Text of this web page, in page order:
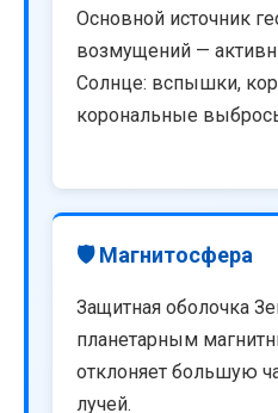
Основной источник
возмущений —
Солнце: вспышки,
корональные
🛡️ Магнитосфера
Защитная оболочка
планетарным
отклоняет большую
лучей.